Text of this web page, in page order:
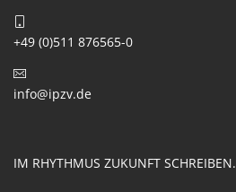
+49 (0)511 876565-0
info@ipzv.de
IM RHYTHMUS ZUKUNFT SCHREIBEN.